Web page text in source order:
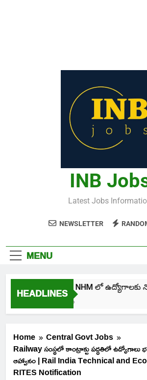
INB
Latest Jobs
NEWSLETTER
MENU
HEADLINES
తెలంగాణ NHM లో ఉద్యోగాలకు
Home
Central Govt Jobs
Railway సంస్థలో కాంట్రాక్టు పద్ధతిలో ఉద్యోగాలు
ఆహ్వానం | Rail India Technical and
RITES Notification